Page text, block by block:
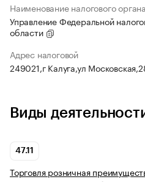
Наименование налогового органа
Управление Федеральной
области
Адрес налоговой
249021,г Калуга,ул
Виды
47.11
Торговля розничная